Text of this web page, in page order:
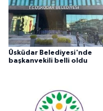
Üsküdar Belediyesi'nde
başkanvekili belli oldu